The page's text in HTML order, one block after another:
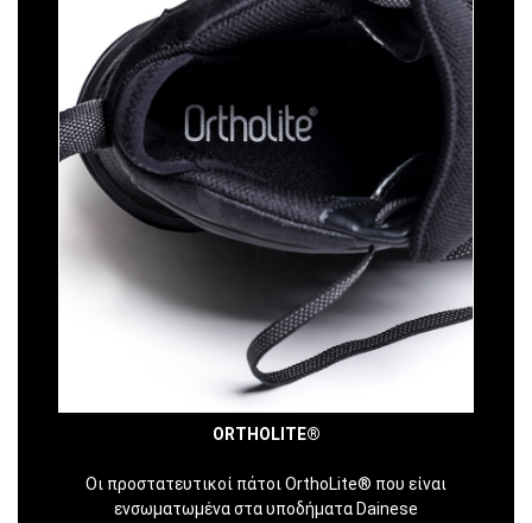
ORTHOLITE®
Οι προστατευτικοί πάτοι OrthoLite® που είναι
ενσωματωμένα στα υποδήματα Dainese